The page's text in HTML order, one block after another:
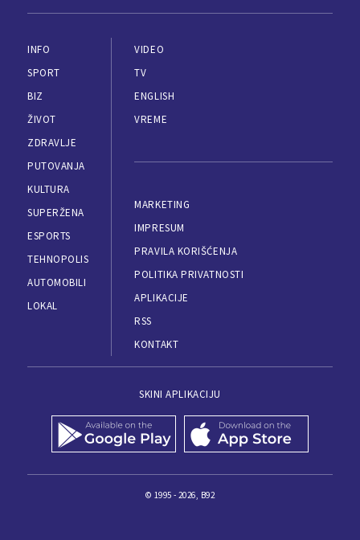
INFO
SPORT
BIZ
ŽIVOT
ZDRAVLJE
PUTOVANJA
KULTURA
SUPERŽENA
ESPORTS
TEHNOPOLIS
AUTOMOBILI
LOKAL
VIDEO
TV
ENGLISH
VREME
MARKETING
IMPRESUM
PRAVILA KORIŠĆENJA
POLITIKA PRIVATNOSTI
APLIKACIJE
RSS
KONTAKT
SKINI APLIKACIJU
© 1995 - 2026, B92